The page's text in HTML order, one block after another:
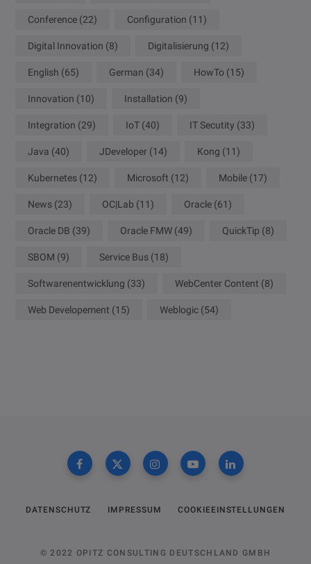
Conference (22) Configuration (11)
Digital Innovation (8) Digitalisierung (12)
English (65) German (34) HowTo (15)
Innovation (10) Installation (9)
Integration (29) IoT (40) IT Secutity (33)
Java (40) JDeveloper (14) Kong (11)
Kubernetes (12) Microsoft (12) Mobile (17)
News (23) OC|Lab (11) Oracle (61)
Oracle DB (39) Oracle FMW (49) QuickTip (8)
SBOM (9) Service Bus (18)
Softwarenentwicklung (33) WebCenter Content (8)
Web Developement (15) Weblogic (54)
DATENSCHUTZ IMPRESSUM COOKIEEINSTELLUNGEN
© 2022 OPITZ CONSULTING DEUTSCHLAND GMBH